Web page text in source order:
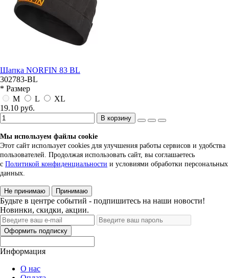
Шапка NORFIN 83 BL
302783-BL
* Размер
M
L
XL
19.10 руб.
В корзину
Мы используем файлы cookie
Этот сайт использует cookies для улучшения работы сервисов и удобства
пользователей. Продолжая использовать сайт, вы соглашаетесь
с Политикой конфиденциальности и условиями обработки персональных
данных.
Не принимаю Принимаю
Будьте в центре событий - подпишитесь на наши новости!
Новинки, скидки, акции.
Оформить подписку
Информация
О нас